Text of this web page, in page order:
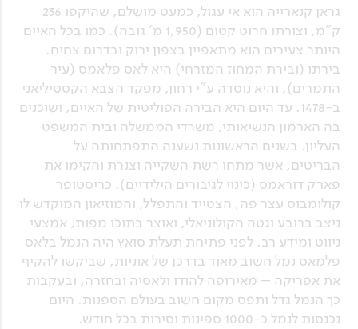
גראן קנארייה הוא אי עגול, כמעט מושלם, שהיקפו 236
ק"מ, וצורתו חרוט קטום (1,950 מ' גובה). כמו בכל האיים
היותר צעירים הוא מתאפיין בצפון ירוק ובדרום צחיח.
בירתו (ובירת המחוז המזרחי) היא לאס פלאמס (עיר
התמרים), והיא נוסדה ע"י רחון, מפקד הצבא הקסטיליאני
ב-1478. עד היום היא הבירה הפוליטית של האיים, ושוכנים
בה הארמון הנשיאותי, משרדי הממשלה ובית המשפט
העליון. בשנים הראשונות נשענה התפתחותה על
הבריטים, אשר מתחו רשת השקייה וצנרת והקימו את
פארק דוראמס (כינוי לגיבורים הילידיים). כריסטופר
קולומבוס עצר פה, הצטייד והתפלל, והמוזיאון המוקדש לו
ניצב ברובע וגטה הקולוניאלי, ואוצר בתוכו מפות, אמצעי
ניווט ומידע רב. לפני פתיחת תעלת סואץ היה הנמל בלאס
פלמאס נמל חשוב מאוד בדרכן של אוניות, שביקשו להקיף
את אפריקה – מאירופה להודו ולאסיה ובחזרה, ובעקבות
כך הנמל גדל ותפס מקום חשוב בעולם הספנות. היום
נכנסות לנמל כ-1000 ספינות וסירות בכל חודש.